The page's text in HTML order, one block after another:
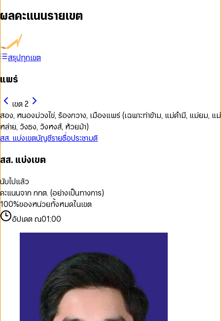
ผลคะแนนรายเขต
สรุปทุกเขต
แพร่
เขต 2
สอง, หนองม่วงไข่, ร้องกวาง, เมืองแพร่ (เฉพาะท่าข้าม, แม่คำมี, แม่ยม, แม่
หล่าย, วังธง, วังหงส์, ห้วยม้า)
สส. แบ่งเขตบัญชีรายชื่อประชามติ
สส. แบ่งเขต
นับไปแล้ว
คะแนนจาก กกต. (อย่างเป็นทางการ)
100%ของหน่วยทั้งหมดในเขต
อัปเดต ณ01:00